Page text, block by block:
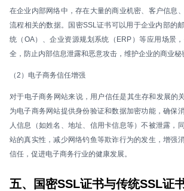
在企业内部网络中，存在大量的商业机密、客户信息
流程相关的数据。国密SSL证书可以用于企业内部的
统（OA）、企业资源规划系统（ERP）等应用场景
全，防止内部信息泄露和恶意攻击，维护企业的商业秘
（2）电子商务信任增强
对于电子商务网站来说，用户信任是其生存和发展的
为电子商务网站提供身份验证和数据加密功能，确保
人信息（如姓名、地址、信用卡信息等）不被泄露，
站的真实性，减少网络钓鱼等欺诈行为的发生，增强
信任，促进电子商务行业的健康发展。
五、国密SSL证书与传统SSL证